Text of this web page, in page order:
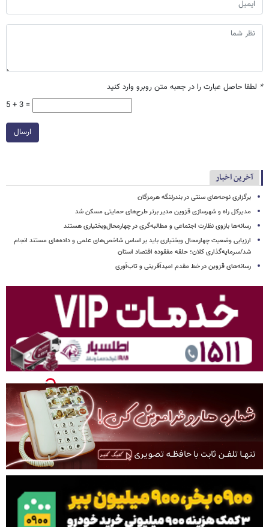
* لطفا حاصل عبارت را در جعبه متن روبرو وارد کنید
5 + 3 =
ارسال
آخرین اخبار
برگزاری نوحه‌های سنتی در بندرلنگه هرمزگان
مدیرکل راه و شهرسازی قزوین مدیر برتر طرح‌های حمایتی مسکن شد
رسانه‌ها بازوی نظارت اجتماعی و مطالبه‌گری در چهارمحال‌وبختیاری هستند
ارزیابی وضعیت چهارمحال وبختیاری باید بر اساس شاخص‌های علمی و داده‌های مستند انجام
شد/سرمایه‌گذاری کلان؛ حلقه مفقوده اقتصاد استان
رسانه‌های قزوین در خط مقدم امیدآفرینی و تاب‌آوری